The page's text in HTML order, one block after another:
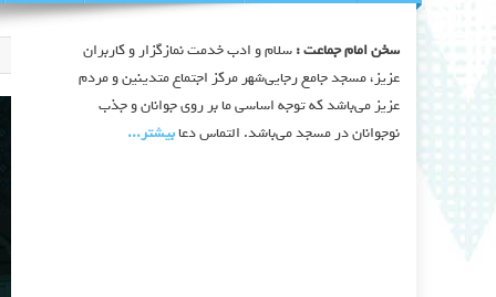
سخن امام جماعت :سلام و ادب خدمت نمازگزار و کاربران
عزیز، مسجد جامع رجایی‌شهر مرکز اجتماع متدینین و مردم
عزیز می‌باشد که توجه اساسی ما بر روی جوانان و جذب
نوجوانان در مسجد می‌باشد. التماس دعابیشتر‫...‬